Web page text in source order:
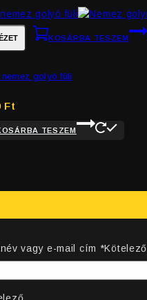
KOSÁRBA TESZEM
nemez golyó füli
Ft
TESZEM
vagy e-mail cím *Kötelező